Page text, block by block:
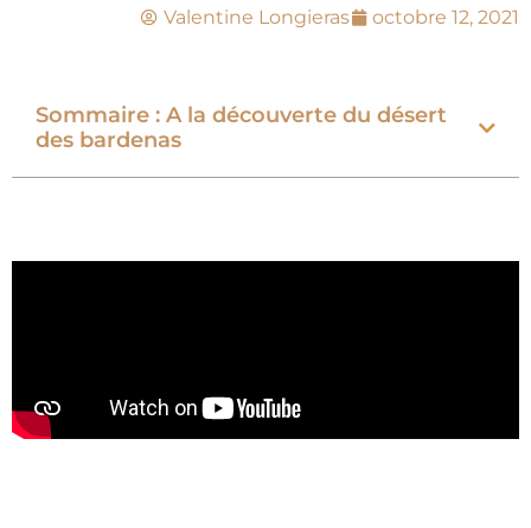
Valentine Longieras octobre 12, 2021
Sommaire : A la découverte du désert
des bardenas